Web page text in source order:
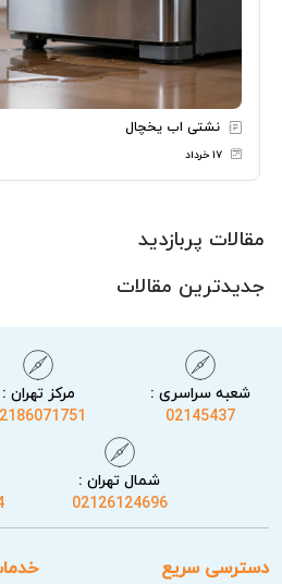
نشتی اب یخچال
۱۷ خرداد
مقالات پربازدید
جدیدترین مقالات
شعبه سراسری :
02145437
مرکز تهران :
شمال تهران :
02126124696
دسترسی سریع